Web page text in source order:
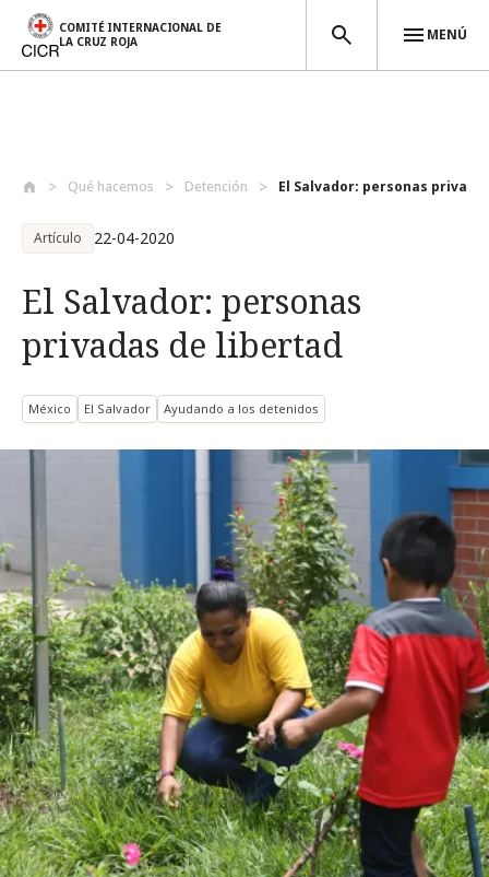
COMITÉ INTERNACIONAL DE
LA CRUZ ROJA
MENÚ
Qué hacemos Detención El Salvador: personas
Artículo 22-04-2020
El Salvador: personas
privadas de libertad
México El Salvador Ayudando a los detenidos